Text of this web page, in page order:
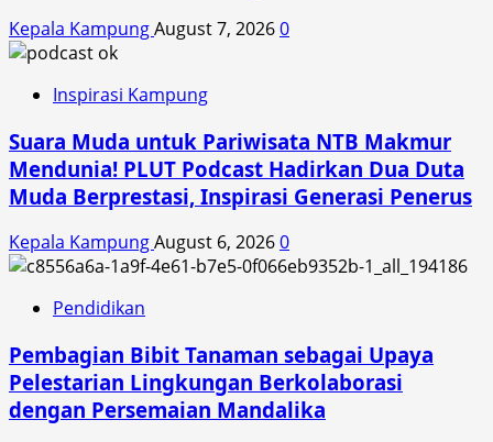
Kepala KampungAugust 7, 20260
Inspirasi Kampung
Suara Muda untuk Pariwisata NTB Makmur
Mendunia! PLUT Podcast Hadirkan Dua Duta
Muda Berprestasi, Inspirasi Generasi Penerus
Kepala KampungAugust 6, 20260
Pendidikan
Pembagian Bibit Tanaman sebagai Upaya
Pelestarian Lingkungan Berkolaborasi
dengan Persemaian Mandalika